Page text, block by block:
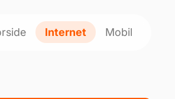
Internet Mobil